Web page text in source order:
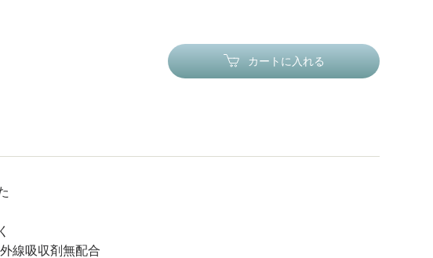
カートに入れる
線吸収剤無配合